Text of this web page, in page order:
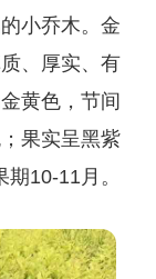
小乔木。金
、厚实、有
黄色，节间
果实呈黑紫
10-11月。